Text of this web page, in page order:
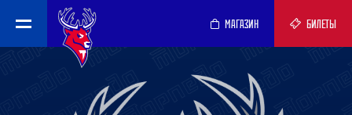
МАГАЗИН БИЛЕТЫ